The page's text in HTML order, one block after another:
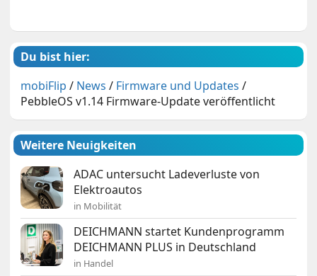
Du bist hier:
mobiFlip / News / Firmware und Updates /
PebbleOS v1.14 Firmware-Update veröffentlicht
Weitere Neuigkeiten
ADAC untersucht Ladeverluste von
Elektroautos
in Mobilität
DEICHMANN startet Kundenprogramm
DEICHMANN PLUS in Deutschland
in Handel